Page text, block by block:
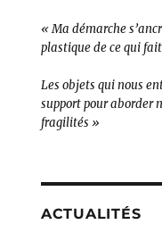
« Ma démarche
plastique de ce qui
Les objets qui nous
support pour aborder
fragilités »
ACTUALITÉS